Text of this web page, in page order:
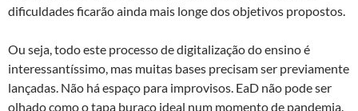
dificuldades ficarão ainda mais longe dos objetivos propostos.
Ou seja, todo este processo de digitalização do ensino é
interessantíssimo, mas muitas bases precisam ser previamente
lançadas. Não há espaço para improvisos. EaD não pode ser
olhado como o tapa buraco ideal num momento de pandemia.